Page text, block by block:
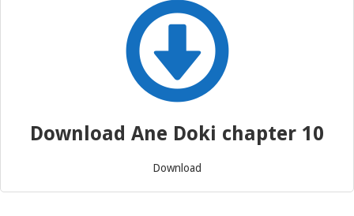
Download Ane Doki chapter 10
Download